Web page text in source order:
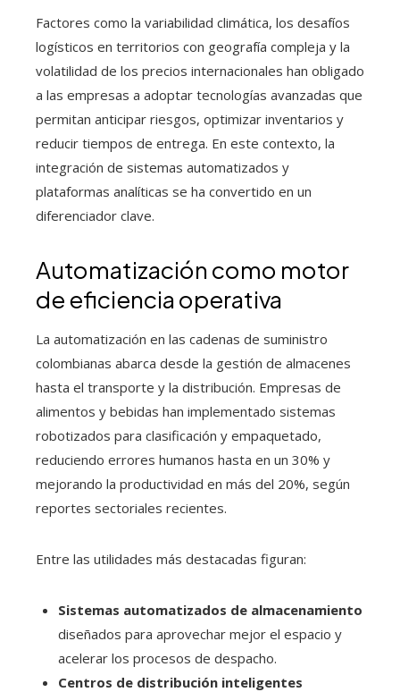
Factores como la variabilidad climática, los desafíos
logísticos en territorios con geografía compleja y la
volatilidad de los precios internacionales han obligado
a las empresas a adoptar tecnologías avanzadas que
permitan anticipar riesgos, optimizar inventarios y
reducir tiempos de entrega. En este contexto, la
integración de sistemas automatizados y
plataformas analíticas se ha convertido en un
diferenciador clave.
Automatización como motor
de eficiencia operativa
La automatización en las cadenas de suministro
colombianas abarca desde la gestión de almacenes
hasta el transporte y la distribución. Empresas de
alimentos y bebidas han implementado sistemas
robotizados para clasificación y empaquetado,
reduciendo errores humanos hasta en un 30% y
mejorando la productividad en más del 20%, según
reportes sectoriales recientes.
Entre las utilidades más destacadas figuran:
Sistemas automatizados de almacenamiento
diseñados para aprovechar mejor el espacio y
acelerar los procesos de despacho.
Centros de distribución inteligentes